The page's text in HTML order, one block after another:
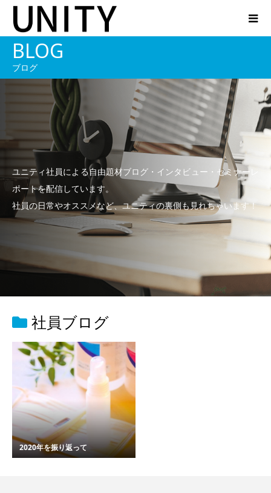
BLOG
ブログ
ユニティ社員による自由題材ブログ・インタビュー・セミナーレ
ポートを配信しています。
社員の日常やオススメなど、ユニティの裏側も見れちゃいます！
社員ブログ
2020年を振り返って